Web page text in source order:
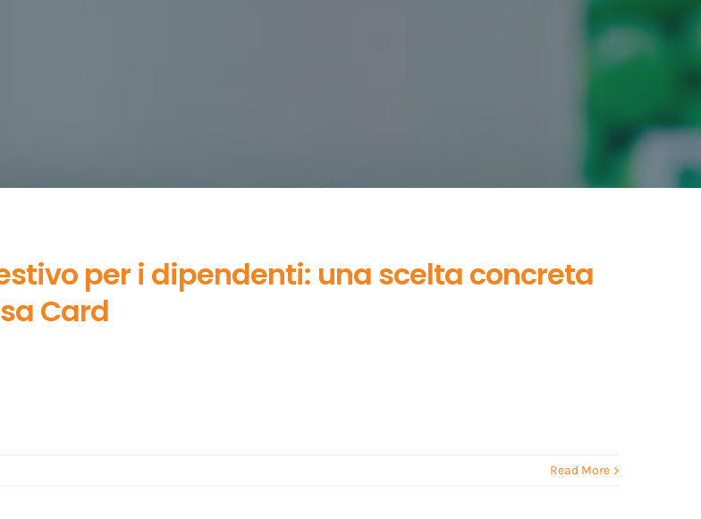
per i dipendenti: una scelta concreta
Card
Read More